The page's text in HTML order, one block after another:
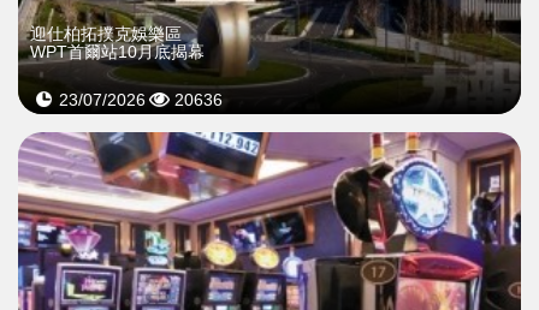
迎仕柏拓撲克娛樂區
WPT首爾站10月底揭幕
23/07/2026 20636